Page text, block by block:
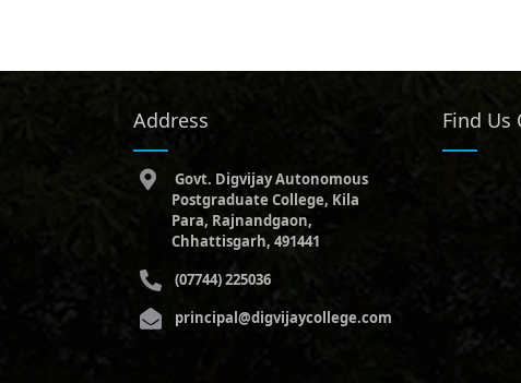
Address
Govt. Digvijay Autonomous
Postgraduate College, Kila
Para, Rajnandgaon,
Chhattisgarh, 491441
(07744) 225036
principal@digvijaycollege.com
Find Us